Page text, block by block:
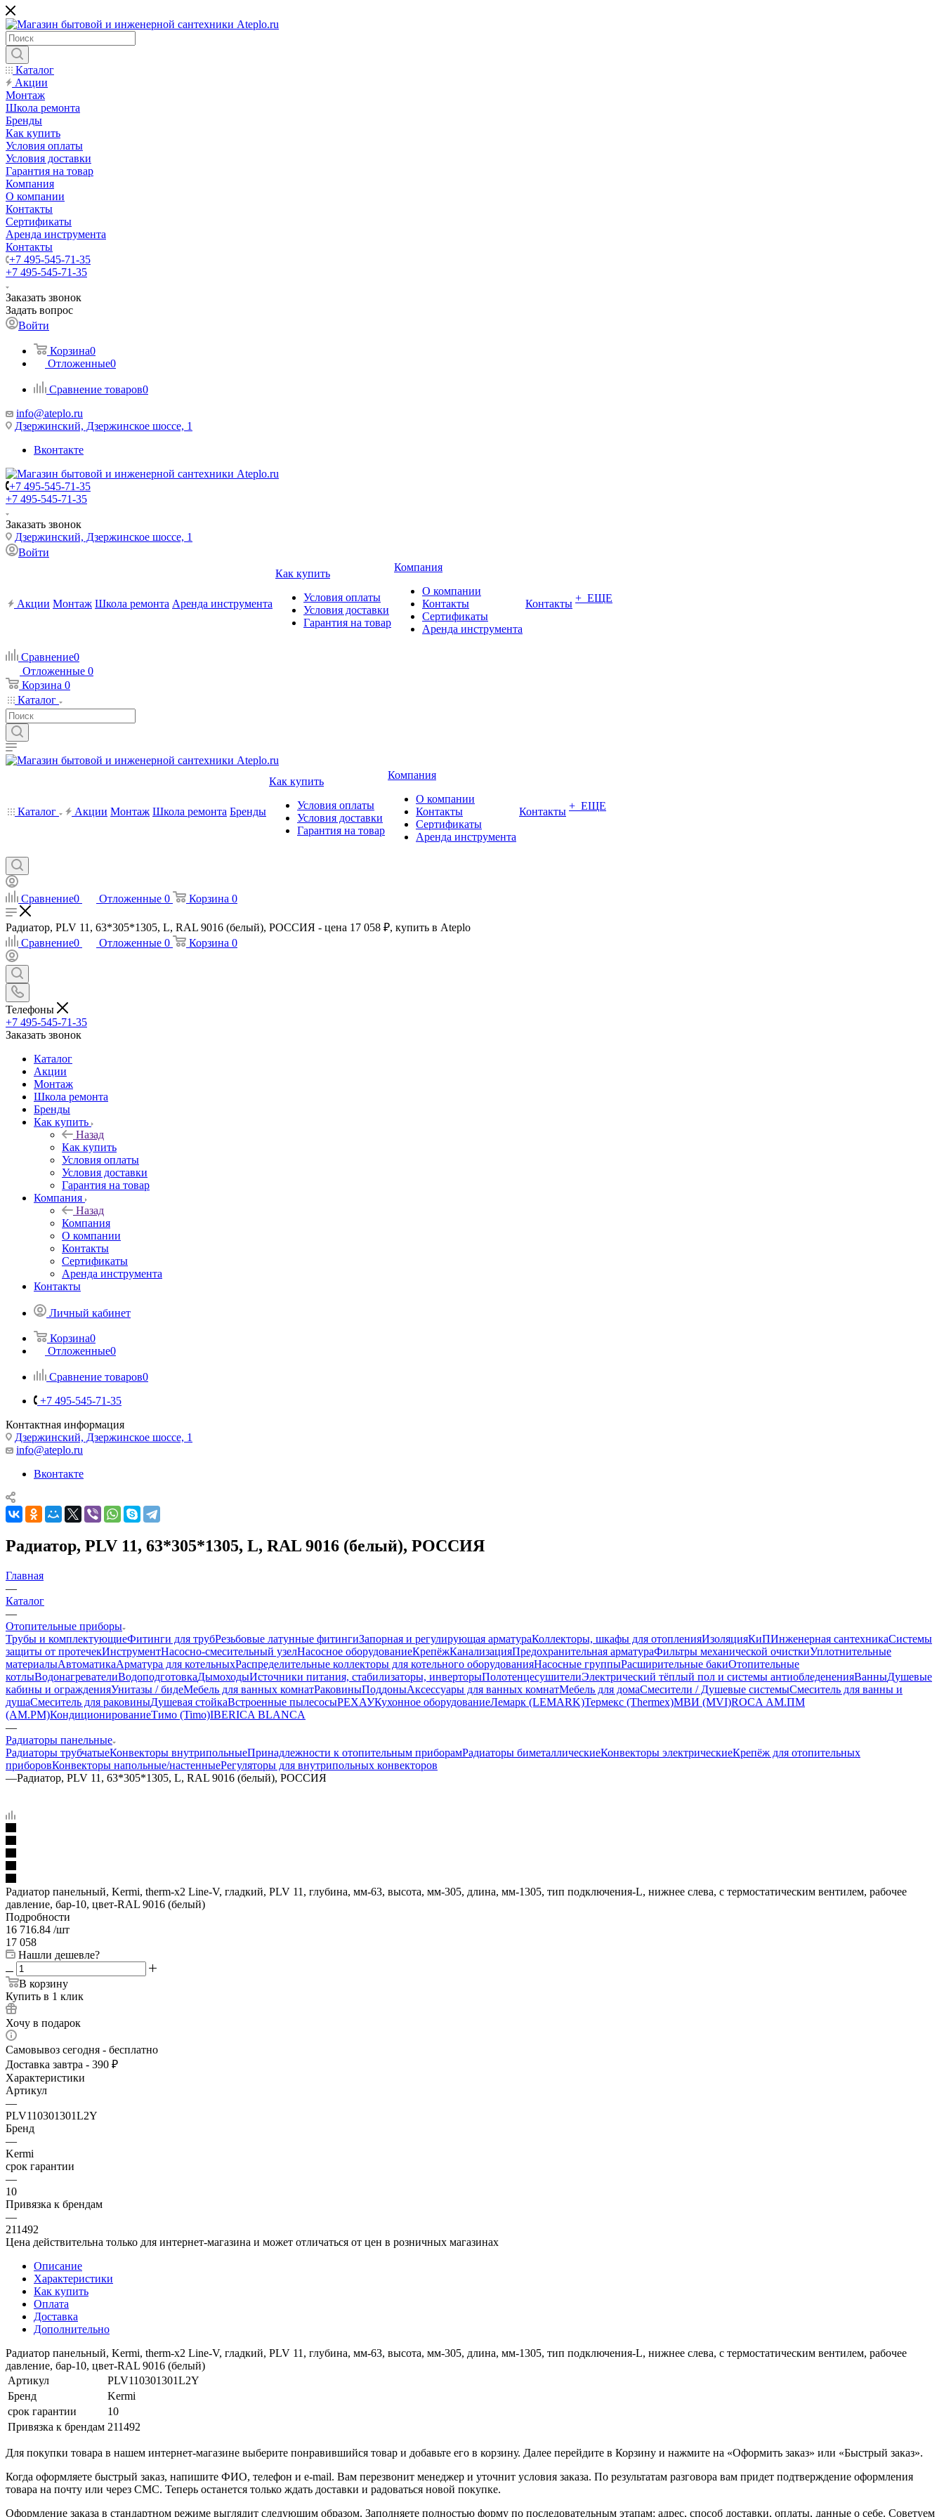
Каталог
Акции
Монтаж
Школа ремонта
Бренды
Как купить
Условия оплаты
Условия доставки
Гарантия на товар
Компания
О компании
Контакты
Сертификаты
Аренда инструмента
Контакты
+7 495-545-71-35
+7 495-545-71-35
Заказать звонок
Задать вопрос
Войти
Корзина0
Отложенные0
Сравнение товаров0
info@ateplo.ru
Дзержинский, Дзержинское шоссе, 1
Вконтакте
+7 495-545-71-35
+7 495-545-71-35
Заказать звонок
Дзержинский, Дзержинское шоссе, 1
Войти
Акции Монтаж Школа ремонта Аренда инструмента
Как купить
Условия оплаты
Условия доставки
Гарантия на товар
Компания
О компании
Контакты
Сертификаты
Аренда инструмента
Контакты + ЕЩЕ
Сравнение0
Отложенные 0
Корзина 0
Каталог
Каталог Акции Монтаж Школа ремонта Бренды
Как купить
Условия оплаты
Условия доставки
Гарантия на товар
Компания
О компании
Контакты
Сертификаты
Аренда инструмента
Контакты + ЕЩЕ
Сравнение0 Отложенные 0 Корзина 0
Радиатор, PLV 11, 63*305*1305, L, RAL 9016 (белый), РОССИЯ - цена 17 058 ₽, купить в Ateplo
Сравнение0 Отложенные 0 Корзина 0
Телефоны
+7 495-545-71-35
Заказать звонок
Каталог
Акции
Монтаж
Школа ремонта
Бренды
Как купить
Назад
Как купить
Условия оплаты
Условия доставки
Гарантия на товар
Компания
Назад
Компания
О компании
Контакты
Сертификаты
Аренда инструмента
Контакты
Личный кабинет
Корзина0
Отложенные0
Сравнение товаров0
+7 495-545-71-35
Контактная информация
Дзержинский, Дзержинское шоссе, 1
info@ateplo.ru
Вконтакте
Радиатор, PLV 11, 63*305*1305, L, RAL 9016 (белый), РОССИЯ
Главная
—
Каталог
—
Отопительные приборы
Трубы и комплектующиеФитинги для трубРезьбовые латунные фитингиЗапорная и регулирующая арматураКоллекторы, шкафы для отопленияИзоляцияКиПИнженерная сантехникаСистемы
защиты от протечекИнструментНасосно-смесительный узелНасосное оборудованиеКрепёжКанализацияПредохранительная арматураФильтры механической очисткиУплотнительные
материалыАвтоматикаАрматура для котельныхРаспределительные коллекторы для котельного оборудованияНасосные группыРасширительные бакиОтопительные
котлыВодонагревателиВодоподготовкаДымоходыИсточники питания, стабилизаторы, инверторыПолотенцесушителиЭлектрический тёплый пол и системы антиобледененияВанныДушевые
кабины и огражденияУнитазы / бидеМебель для ванных комнатРаковиныПоддоныАксессуары для ванных комнатМебель для домаСмесители / Душевые системыСмеситель для ванны и
душаСмеситель для раковиныДушевая стойкаВстроенные пылесосыРЕХАУКухонное оборудованиеЛемарк (LEMARK)Термекс (Thermex)МВИ (MVI)ROCA АМ.ПМ
(AM.PM)КондиционированиеТимо (Timo)IBERICA BLANCA
—
Радиаторы панельные
Радиаторы трубчатыеКонвекторы внутрипольныеПринадлежности к отопительным приборамРадиаторы биметаллическиеКонвекторы электрическиеКрепёж для отопительных
приборовКонвекторы напольные/настенныеРегуляторы для внутрипольных конвекторов
—Радиатор, PLV 11, 63*305*1305, L, RAL 9016 (белый), РОССИЯ
Радиатор панельный, Kermi, therm-x2 Line-V, гладкий, PLV 11, глубина, мм-63, высота, мм-305, длина, мм-1305, тип подключения-L, нижнее слева, с термостатическим вентилем, рабочее
давление, бар-10, цвет-RAL 9016 (белый)
Подробности
16 716.84 /шт
17 058
Нашли дешевле?
В корзину
Купить в 1 клик
Хочу в подарок
Самовывоз сегодня - бесплатно
Доставка завтра - 390 ₽
Характеристики
Артикул
—
PLV110301301L2Y
Бренд
—
Kermi
срок гарантии
—
10
Привязка к брендам
—
211492
Цена действительна только для интернет-магазина и может отличаться от цен в розничных магазинах
Описание
Характеристики
Как купить
Оплата
Доставка
Дополнительно
Радиатор панельный, Kermi, therm-x2 Line-V, гладкий, PLV 11, глубина, мм-63, высота, мм-305, длина, мм-1305, тип подключения-L, нижнее слева, с термостатическим вентилем, рабочее
давление, бар-10, цвет-RAL 9016 (белый)
Артикул
PLV110301301L2Y
Бренд
Kermi
срок гарантии
10
Привязка к брендам 211492
Для покупки товара в нашем интернет-магазине выберите понравившийся товар и добавьте его в корзину. Далее перейдите в Корзину и нажмите на «Оформить заказ» или «Быстрый заказ».
Когда оформляете быстрый заказ, напишите ФИО, телефон и e-mail. Вам перезвонит менеджер и уточнит условия заказа. По результатам разговора вам придет подтверждение оформления
товара на почту или через СМС. Теперь останется только ждать доставки и радоваться новой покупке.
Оформление заказа в стандартном режиме выглядит следующим образом. Заполняете полностью форму по последовательным этапам: адрес, способ доставки, оплаты, данные о себе. Советуем